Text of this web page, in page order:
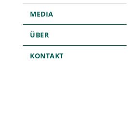
MEDIA
ÜBER
KONTAKT